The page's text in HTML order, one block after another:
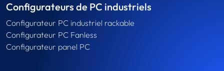
Configurateurs de PC industriels
Configurateur PC industriel rackable
Configurateur PC Fanless
Configurateur panel PC